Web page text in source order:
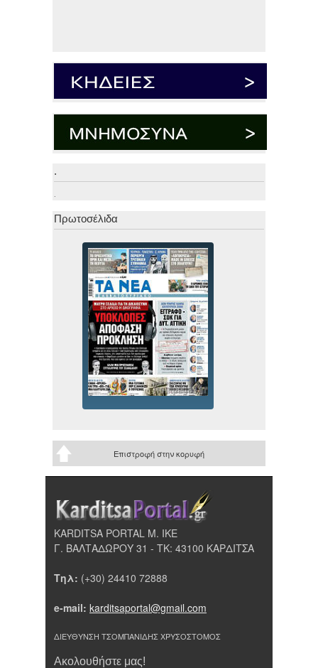
.
.
Πρωτοσέλιδα
Επιστροφή στην κορυφή
KARDITSA PORTAL Μ. ΙΚΕ
Γ. ΒΑΛΤΑΔΩΡΟΥ 31 - ΤΚ: 43100 ΚΑΡΔΙΤΣΑ
Τηλ: (+30) 24410 72888
e-mail: karditsaportal@gmail.com
ΔΙΕΥΘΥΝΣΗ ΤΣΟΜΠΑΝΙΔΗΣ ΧΡΥΣΟΣΤΟΜΟΣ
Ακολουθήστε μας!